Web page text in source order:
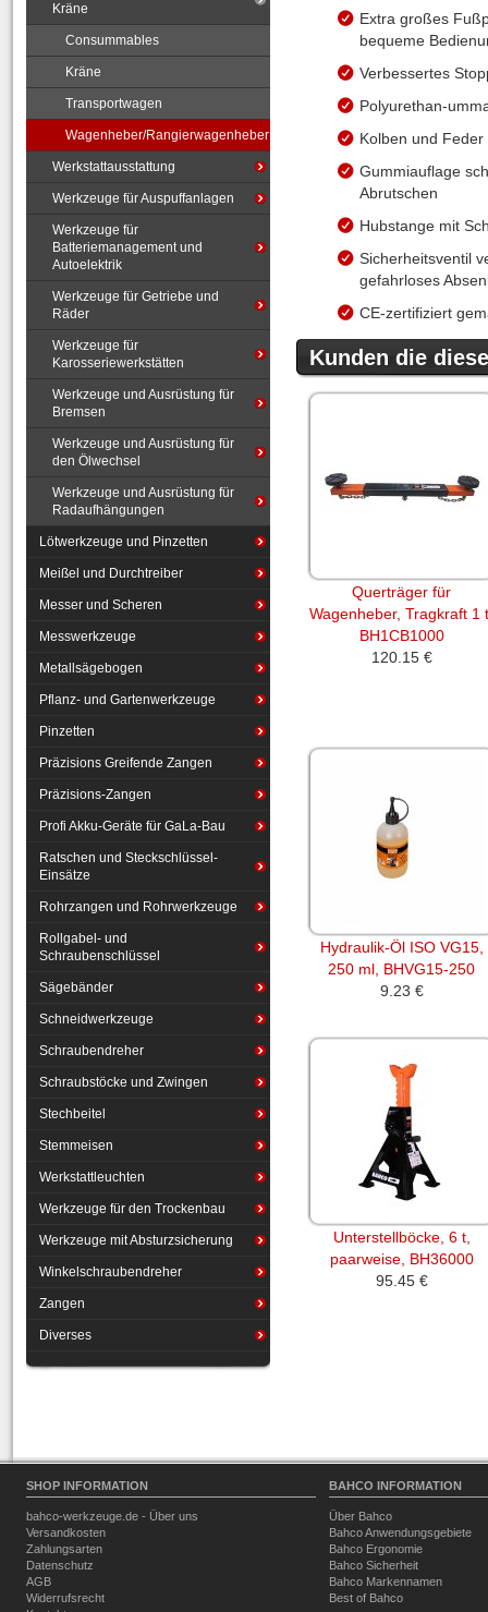
Extra großes
bequeme
Verbessertes
Polyurethan-
Kolben und
Gummiauflage
Abrutschen
Hubstange mit
Sicherheitsventil
gefahrloses
CE-zertifiziert
Kunden die
Querträger für
Wagenheber, Tragkraft 1
BH1CB1000
120.15 €
Hydraulik-Öl ISO VG15,
250 ml, BHVG15-250
9.23 €
Unterstellböcke, 6 t,
paarweise, BH36000
95.45 €
Kräne
Consummables
Kräne
Transportwagen
Wagenheber/Rangierwagenheber
Werkstattausstattung
Werkzeuge für Auspuffanlagen
Werkzeuge für
Batteriemanagement und
Autoelektrik
Werkzeuge für Getriebe und
Räder
Werkzeuge für
Karosseriewerkstätten
Werkzeuge und Ausrüstung für
Bremsen
Werkzeuge und Ausrüstung für
den Ölwechsel
Werkzeuge und Ausrüstung für
Radaufhängungen
Lötwerkzeuge und Pinzetten
Meißel und Durchtreiber
Messer und Scheren
Messwerkzeuge
Metallsägebogen
Pflanz- und Gartenwerkzeuge
Pinzetten
Präzisions Greifende Zangen
Präzisions-Zangen
Profi Akku-Geräte für GaLa-Bau
Ratschen und Steckschlüssel-
Einsätze
Rohrzangen und Rohrwerkzeuge
Rollgabel- und
Schraubenschlüssel
Sägebänder
Schneidwerkzeuge
Schraubendreher
Schraubstöcke und Zwingen
Stechbeitel
Stemmeisen
Werkstattleuchten
Werkzeuge für den Trockenbau
Werkzeuge mit Absturzsicherung
Winkelschraubendreher
Zangen
Diverses
SHOP INFORMATION
bahco-werkzeuge.de - Über uns
Versandkosten
Zahlungsarten
Datenschutz
AGB
Widerrufsrecht
BAHCO INFORMATION
Über Bahco
Bahco Anwendungsgebiete
Bahco Ergonomie
Bahco Sicherheit
Bahco Markennamen
Best of Bahco